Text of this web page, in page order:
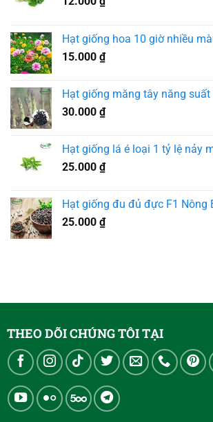
Hạt giống hoa 10 giờ nhiều
15.000 ₫
Hạt giống măng tây năng suất
30.000 ₫
Hạt giống lá é loại 1 tỷ lệ nảy
25.000 ₫
Hạt giống đu đủ đực F1 Nông
25.000 ₫
THEO DÕI CHÚNG TÔI TẠI